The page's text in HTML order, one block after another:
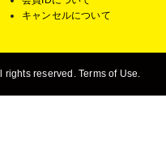
キャンセルについて
reserved. Terms of Use.